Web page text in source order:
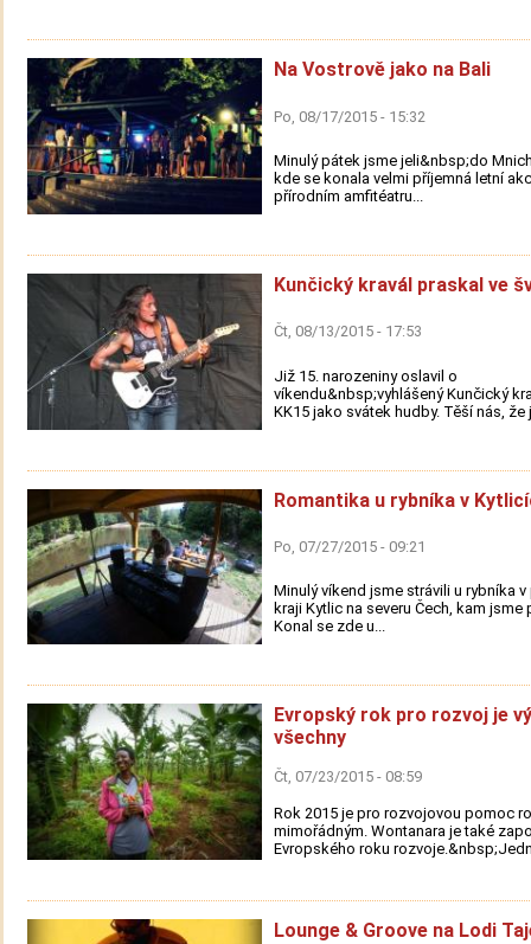
Na Vostrově jako na Bali
Po, 08/17/2015 - 15:32
Minulý pátek jsme jeli&nbsp;do
kde se konala velmi příjemná letní
přírodním amfitéatru...
Kunčický kravál praskal ve
Čt, 08/13/2015 - 17:53
Již 15. narozeniny oslavil o
víkendu&nbsp;vyhlášený Kunčický
KK15 jako svátek hudby. Těší nás, že
Romantika u rybníka v
Po, 07/27/2015 - 09:21
Minulý víkend jsme strávili u rybníka
kraji Kytlic na severu Čech, kam jsme
Konal se zde u...
Evropský rok pro rozvoj je
všechny
Čt, 07/23/2015 - 08:59
Rok 2015 je pro rozvojovou pomoc
mimořádným. Wontanara je také
Evropského roku
Lounge & Groove na Lodi